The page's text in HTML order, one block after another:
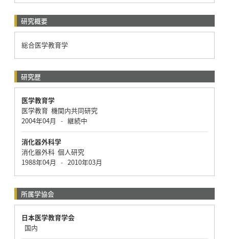
研究概要
総合医学教育学
研究歴
医学教育学
医学教育 機関内共同研究
2004年04月
- 継続中
消化器外科学
消化器外科 個人研究
1988年04月
- 2010年03月
所属学協会
日本医学教育学会
国内